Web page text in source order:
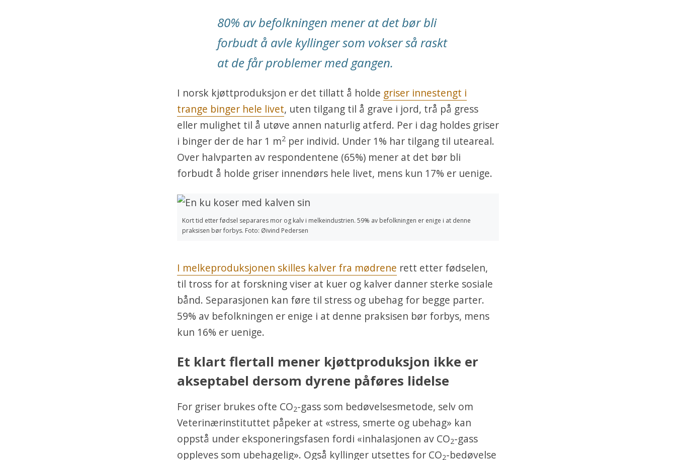
80% av befolkningen mener at det bør bli
forbudt å avle kyllinger som vokser så raskt
at de får problemer med gangen.
I norsk kjøttproduksjon er det tillatt å holde griser innestengt i
trange binger hele livet, uten tilgang til å grave i jord, trå på gress
eller mulighet til å utøve annen naturlig atferd. Per i dag holdes griser
i binger der de har 1 m2 per individ. Under 1% har tilgang til uteareal.
Over halvparten av respondentene (65%) mener at det bør bli
forbudt å holde griser innendørs hele livet, mens kun 17% er uenige.
Kort tid etter fødsel separares mor og kalv i melkeindustrien. 59% av befolkningen er enige i at denne
praksisen bør forbys. Foto: Øivind Pedersen
I melkeproduksjonen skilles kalver fra mødrene rett etter fødselen,
til tross for at forskning viser at kuer og kalver danner sterke sosiale
bånd. Separasjonen kan føre til stress og ubehag for begge parter.
59% av befolkningen er enige i at denne praksisen bør forbys, mens
kun 16% er uenige.
Et klart flertall mener kjøttproduksjon ikke er
akseptabel dersom dyrene påføres lidelse
For griser brukes ofte CO2-gass som bedøvelsesmetode, selv om
Veterinærinstituttet påpeker at «stress, smerte og ubehag» kan
oppstå under eksponeringsfasen fordi «inhalasjonen av CO2-gass
oppleves som ubehagelig». Også kyllinger utsettes for CO2-bedøvelse